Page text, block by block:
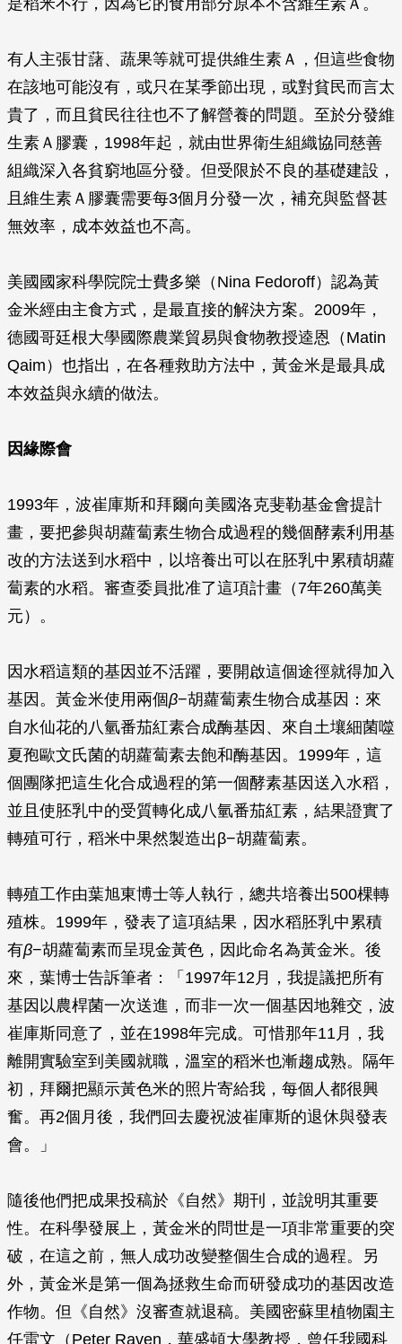
是稻米不行，因為它的食用部分原本不含維生素Ａ。
有人主張甘藷、蔬果等就可提供維生素Ａ，但這些食物
在該地可能沒有，或只在某季節出現，或對貧民而言太
貴了，而且貧民往往也不了解營養的問題。至於分發維
生素Ａ膠囊，1998年起，就由世界衛生組織協同慈善
組織深入各貧窮地區分發。但受限於不良的基礎建設，
且維生素Ａ膠囊需要每3個月分發一次，補充與監督甚
無效率，成本效益也不高。
美國國家科學院院士費多樂（Nina Fedoroff）認為黃
金米經由主食方式，是最直接的解決方案。2009年，
德國哥廷根大學國際農業貿易與食物教授逵恩（Matin
Qaim）也指出，在各種救助方法中，黃金米是最具成
本效益與永續的做法。
因緣際會
1993年，波崔庫斯和拜爾向美國洛克斐勒基金會提計
畫，要把參與胡蘿蔔素生物合成過程的幾個酵素利用基
改的方法送到水稻中，以培養出可以在胚乳中累積胡蘿
蔔素的水稻。審查委員批准了這項計畫（7年260萬美
元）。
因水稻這類的基因並不活躍，要開啟這個途徑就得加入
基因。黃金米使用兩個β−胡蘿蔔素生物合成基因：來
自水仙花的八氫番茄紅素合成酶基因、來自土壤細菌噬
夏孢歐文氏菌的胡蘿蔔素去飽和酶基因。1999年，這
個團隊把這生化合成過程的第一個酵素基因送入水稻，
並且使胚乳中的受質轉化成八氫番茄紅素，結果證實了
轉殖可行，稻米中果然製造出β−胡蘿蔔素。
轉殖工作由葉旭東博士等人執行，總共培養出500棵轉
殖株。1999年，發表了這項結果，因水稻胚乳中累積
有β−胡蘿蔔素而呈現金黃色，因此命名為黃金米。後
來，葉博士告訴筆者：「1997年12月，我提議把所有
基因以農桿菌一次送進，而非一次一個基因地雜交，波
崔庫斯同意了，並在1998年完成。可惜那年11月，我
離開實驗室到美國就職，溫室的稻米也漸趨成熟。隔年
初，拜爾把顯示黃色米的照片寄給我，每個人都很興
奮。再2個月後，我們回去慶祝波崔庫斯的退休與發表
會。」
隨後他們把成果投稿於《自然》期刊，並說明其重要
性。在科學發展上，黃金米的問世是一項非常重要的突
破，在這之前，無人成功改變整個生合成的過程。另
外，黃金米是第一個為拯救生命而研發成功的基因改造
作物。但《自然》沒審查就退稿。美國密蘇里植物園主
任雷文（Peter Raven，華盛頓大學教授，曾任我國科